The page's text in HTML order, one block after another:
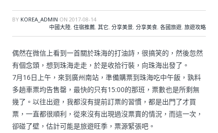
BY KOREA_ADMIN ON 2017-08-14
中國大陸, 住宿推薦, 其它, 分享美景, 分享美食, 各國旅遊, 旅遊攻略
偶然在微信上看到一首關於珠海的打油詩，很搞笑的，然後忽然
有個念頭，想到珠海走走，於是收拾行裝，向珠海出發了。
7月16日上午，來到廣州南站，準備購票到珠海吃中午飯，孰料
多趟車票均告售罄，最快的只有15:00的那班，票數也是所剩無
幾了。以往出遊，我都沒有提前訂票的習慣，都是出門了才買
票，一直都很順利，從來沒有出現過沒票賣的情況，而這一次，
卻碰了壁，估計可能是旅遊旺季，票源緊張吧。